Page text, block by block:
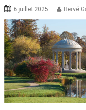
6 juillet 2025 Hervé